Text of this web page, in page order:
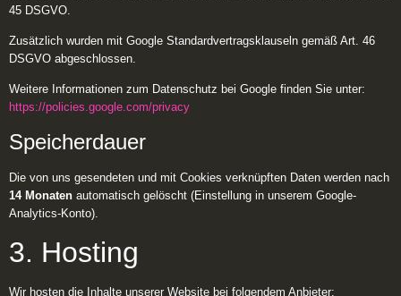
45 DSGVO.
Zusätzlich wurden mit Google Standardvertragsklauseln gemäß Art. 46
DSGVO abgeschlossen.
Weitere Informationen zum Datenschutz bei Google finden Sie unter:
https://policies.google.com/privacy
Speicherdauer
Die von uns gesendeten und mit Cookies verknüpften Daten werden nach
14 Monaten automatisch gelöscht (Einstellung in unserem Google-
Analytics-Konto).
3. Hosting
Wir hosten die Inhalte unserer Website bei folgendem Anbieter: